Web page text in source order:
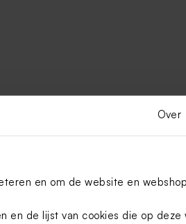
Over
en om de website en
en de lijst van cookies die op deze